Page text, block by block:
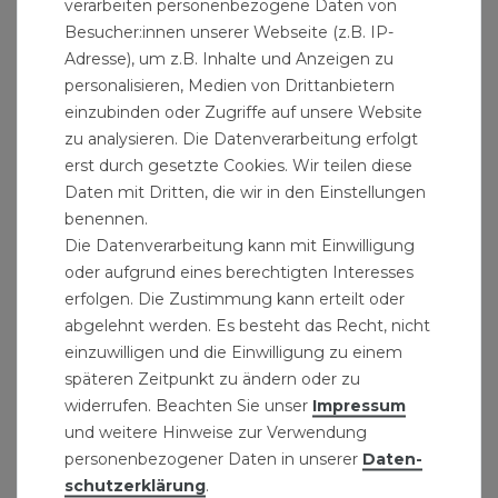
Erhöhung des Potenzials, den das Poly­
vinylchlorid (PVC-U, hart) als hochentwickelter
und über die Jahre bewährter Werkstoff bietet,
gelegt. Das Ergebnis sind Kanalrohre und
Formstücke mit einer vollkommen glatten
Innenwand, die beständig gegen Abrasion ist,
und einem elastischen Kern, der sowohl
Bodendruck- als auch Verkehrslasten aushält.
LEBENSDAUER BIS ZU 100 JAHRE
CHEMISCHE BESTÄNDIGKEIT GEGENÜBER
CHEMISCH AGRESSIVEN MEDIEN
BESTÄNDIGKEIT GEGEN ABRIEB
UNEMPFINDLICH GEGENÜBER
BODENSETZUNGEN
HERVORRAGENDE HYDRAULISCHE
verarbeiten personenbezogene Daten von
Besucher:innen unserer Webseite (z.B. IP-
Adresse), um z.B. Inhalte und Anzeigen zu
personalisieren, Medien von Drittanbietern
einzubinden oder Zugriffe auf unsere Website
zu analysieren. Die Datenverarbeitung erfolgt
erst durch gesetzte Cookies. Wir teilen diese
Daten mit Dritten, die wir in den Einstellungen
benennen.
Die Datenverarbeitung kann mit Einwilligung
oder aufgrund eines berechtigten Interesses
erfolgen. Die Zustimmung kann erteilt oder
abgelehnt werden. Es besteht das Recht, nicht
einzuwilligen und die Einwilligung zu einem
späteren Zeitpunkt zu ändern oder zu
widerrufen. Beachten Sie unser Impressum
und weitere Hinweise zur Verwendung
personenbezogener Daten in unserer Daten­
schutz­erklärung.